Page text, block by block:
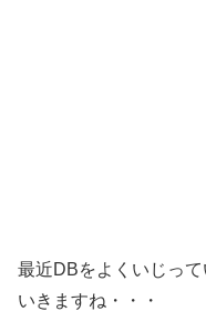
最近DBをよくいじっ
いきますね・・・